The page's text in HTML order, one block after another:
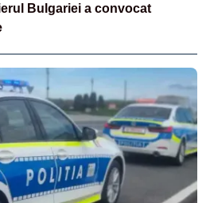
Bulgariei a convocat